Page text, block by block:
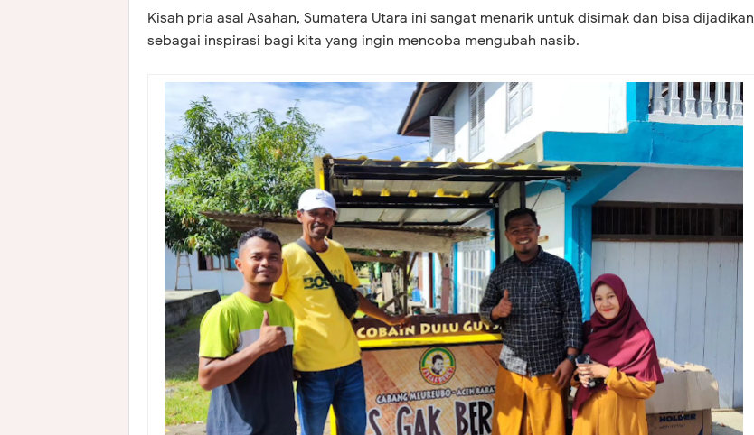
Kisah pria asal Asahan, Sumatera Utara ini sangat menarik untuk disimak dan bisa dijadikan
sebagai inspirasi bagi kita yang ingin mencoba mengubah nasib.